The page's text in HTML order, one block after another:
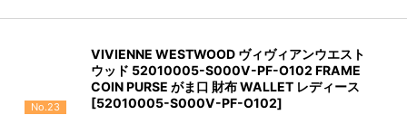
No.23
VIVIENNE WESTWOOD ヴィヴィアンウエスト
ウッド 52010005-S000V-PF-O102 FRAME
COIN PURSE がま口 財布 WALLET レディース
[52010005-S000V-PF-O102]